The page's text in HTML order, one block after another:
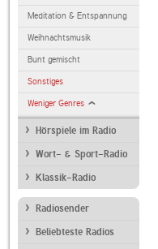
Meditation & Entspannung
Weihnachtsmusik
Bunt gemischt
Sonstiges
Weniger Genres
Hörspiele im Radio
Wort- & Sport-Radio
Klassik-Radio
Radiosender
Beliebteste Radios